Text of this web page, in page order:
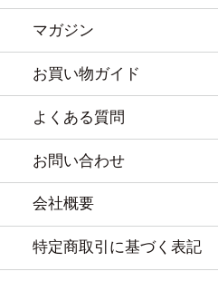
マガジン
お買い物ガイド
よくある質問
お問い合わせ
会社概要
特定商取引に基づく表記